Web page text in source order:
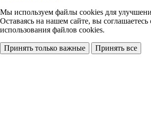
Мы используем файлы cookies для
Оставаясь на нашем сайте, вы соглашаетесь
использования файлов cookies.
Принять только важные Принять все